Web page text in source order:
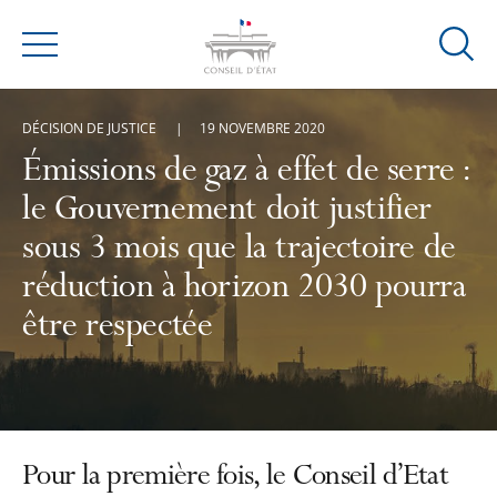
Menu
Ouvrir
Émissions de gaz à effet de serre :
le Gouvernement doit justifier
sous 3 mois que la trajectoire de
réduction à horizon 2030 pourra
être respectée
DÉCISION DE JUSTICE 19 NOVEMBRE 2020
Pour la première fois, le Conseil d’Etat